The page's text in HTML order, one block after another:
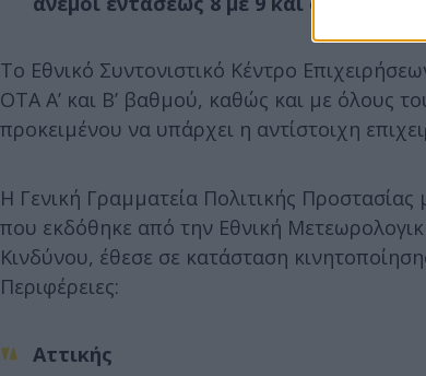
Το Εθνικό Συντονιστικό Κέντρο
ΟΤΑ Α’ και Β’ βαθμού, καθώς και με όλους
προκειμένου να υπάρχει η αντίστοιχη
Η Γενική Γραμματεία Πολιτικής
που εκδόθηκε από την Εθνική
Κινδύνου, έθεσε σε κατάσταση
Περιφέρειες:
Αττικής